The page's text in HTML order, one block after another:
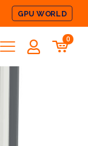
GPU WORLD
0